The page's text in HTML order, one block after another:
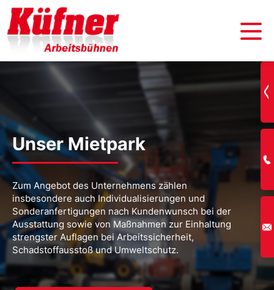
Unser Mietpark
Zum Angebot des Unternehmens zählen
insbesondere auch Individualisierungen und
Sonderanfertigungen nach Kundenwunsch bei der
Ausstattung sowie von Maßnahmen zur Einhaltung
strengster Auflagen bei Arbeitssicherheit,
Schadstoffausstoß und Umweltschutz.